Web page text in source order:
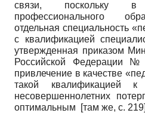
связи, поскольку
профессионального
отдельная специальность
с квалификацией
утвержденная приказом
Российской Федерации
привлечение в качестве
такой квалификацией
несовершеннолетних
оптимальным [там же, c.